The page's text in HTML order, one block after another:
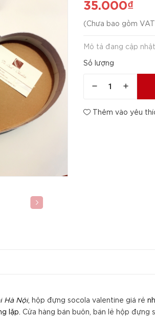
35.000₫
( Chưa bao gồm VAT
Mô tả đang cập nhật
Số lượng
Thêm vào yêu
Hà Nội, hộp đựng socola valentine giá rẻ
lặp. Cửa hàng bán buôn, bán lẻ hộp đựng